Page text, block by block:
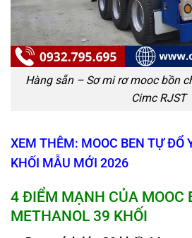
Hàng sẵn – Sơ mi rơ mooc bồn
Cimc RJST
XEM THÊM: MOOC BEN TỰ ĐỔ
KHỐI MẪU MỚI 2026
4 ĐIỂM MẠNH CỦA MOOC
METHANOL 39 KHỐI